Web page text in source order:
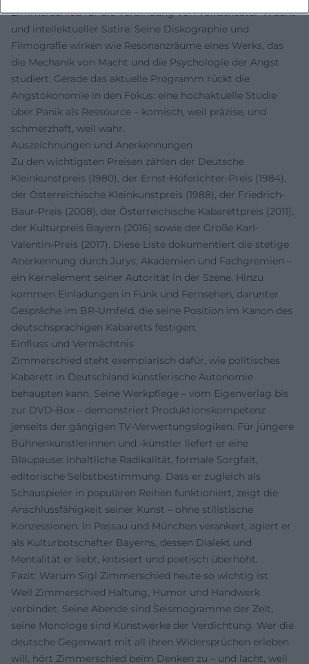
Zimmerschied für die Verbindung von Volkstheater-Wucht
und intellektueller Satire. Seine Diskographie und
Filmografie wirken wie Resonanzräume eines Werks, das
die Mechanik von Macht und die Psychologie der Angst
studiert. Gerade das aktuelle Programm rückt die
Angstökonomie in den Fokus: eine hochaktuelle Studie
über Panik als Ressource – komisch, weil präzise, und
schmerzhaft, weil wahr.
Auszeichnungen und Anerkennungen
Zu den wichtigsten Preisen zählen der Deutsche
Kleinkunstpreis (1980), der Ernst-Hoferichter-Preis (1984),
der Österreichische Kleinkunstpreis (1988), der Friedrich-
Baur-Preis (2008), der Österreichische Kabarettpreis (2011),
der Kulturpreis Bayern (2016) sowie der Große Karl-
Valentin-Preis (2017). Diese Liste dokumentiert die stetige
Anerkennung durch Jurys, Akademien und Fachgremien –
ein Kernelement seiner Autorität in der Szene. Hinzu
kommen Einladungen in Funk und Fernsehen, darunter
Gespräche im BR-Umfeld, die seine Position im Kanon des
deutschsprachigen Kabaretts festigen.
Einfluss und Vermächtnis
Zimmerschied steht exemplarisch dafür, wie politisches
Kabarett in Deutschland künstlerische Autonomie
behaupten kann. Seine Werkpflege – vom Eigenverlag bis
zur DVD-Box – demonstriert Produktionskompetenz
jenseits der gängigen TV-Verwertungslogiken. Für jüngere
Bühnenkünstlerinnen und -künstler liefert er eine
Blaupause: Inhaltliche Radikalität, formale Sorgfalt,
editorische Selbstbestimmung. Dass er zugleich als
Schauspieler in populären Reihen funktioniert, zeigt die
Anschlussfähigkeit seiner Kunst – ohne stilistische
Konzessionen. In Passau und München verankert, agiert er
als Kulturbotschafter Bayerns, dessen Dialekt und
Mentalität er liebt, kritisiert und poetisch überhöht.
Fazit: Warum Sigi Zimmerschied heute so wichtig ist
Weil Zimmerschied Haltung, Humor und Handwerk
verbindet. Seine Abende sind Seismogramme der Zeit,
seine Monologe sind Kunstwerke der Verdichtung. Wer die
deutsche Gegenwart mit all ihren Widersprüchen erleben
will, hört Zimmerschied beim Denken zu – und lacht, weil